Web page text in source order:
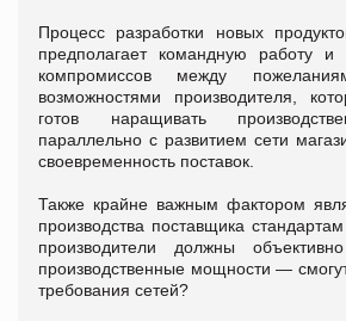
Процесс разработки новых
предполагает командную работу и
компромиссов между
возможностями производителя,
готов наращивать
параллельно с развитием сети
своевременность поставок.
Также крайне важным фактором
производства поставщика
производители должны
производственные мощности —
требования сетей?